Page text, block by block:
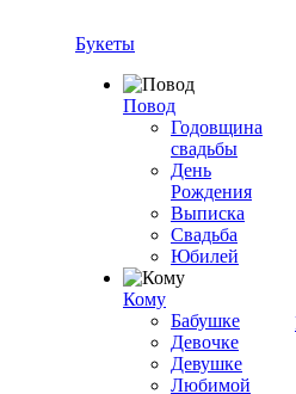
Букеты
Повод
Годовщина
свадьбы
День
Рождения
Выписка
Свадьба
Юбилей
Кому
Бабушке
Девочке
Девушке
Любимой